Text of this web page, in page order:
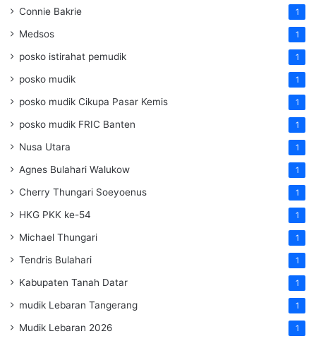
Connie Bakrie 1
Medsos 1
posko istirahat pemudik 1
posko mudik 1
posko mudik Cikupa Pasar Kemis 1
posko mudik FRIC Banten 1
Nusa Utara 1
Agnes Bulahari Walukow 1
Cherry Thungari Soeyoenus 1
HKG PKK ke-54 1
Michael Thungari 1
Tendris Bulahari 1
Kabupaten Tanah Datar 1
mudik Lebaran Tangerang 1
Mudik Lebaran 2026 1